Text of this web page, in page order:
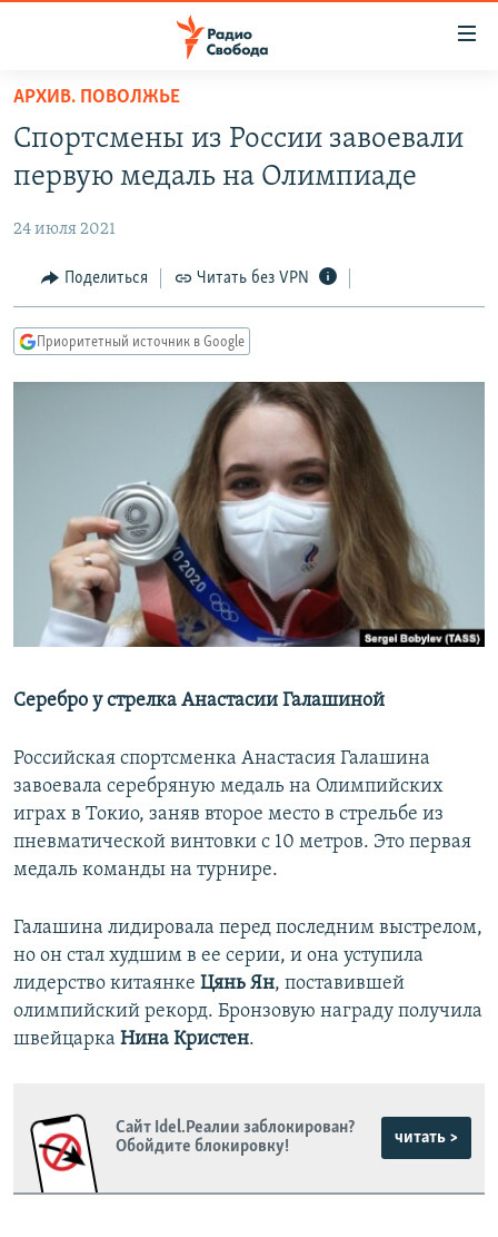
упрощенного
доступа
основному
Вернутся
главной
навигации
Вернутся
ПОДКАСТЫ
АВТОРСКИЕ ПРОЕКТЫ
ЦИТАТЫ СВОБОДЫ
МНЕНИЯ
IDEL.РЕАЛИИ
СИБИРЬ.РЕАЛИИ
РАСПИСАНИЕ ВЕЩАНИЯ
ПОДПИШИТЕСЬ НА РАССЫЛКУ
СОЦИАЛЬНЫЕ СЕТИ
Все сайты РСЕ/РС
АРХИВ. ПОВОЛЖЬЕ
Спортсмены из России завоевали
первую медаль на Олимпиаде
24 июля 2021
Поделиться Читать без VPN
Приоритетный источник в Google
Серебро у стрелка Анастасии Галашиной
Российская спортсменка Анастасия Галашина
завоевала серебряную медаль на Олимпийских
играх в Токио, заняв второе место в стрельбе из
пневматической винтовки с 10 метров. Это первая
медаль команды на турнире.
Галашина лидировала перед последним выстрелом,
но он стал худшим в ее серии, и она уступила
лидерство китаянке Цянь Ян, поставившей
олимпийский рекорд. Бронзовую награду получила
швейцарка Нина Кристен.
Сайт Idel.Реалии заблокирован?
Обойдите блокировку!
читать >